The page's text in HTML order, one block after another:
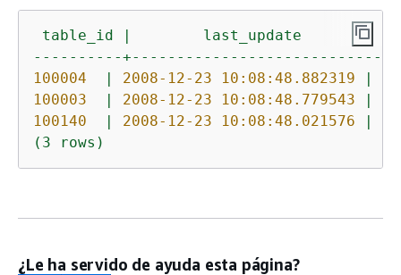
table_id | last_update
----------+----------------------------
100004
| 2008-12-23 10:08:48.882319
|
100003
| 2008-12-23 10:08:48.779543
|
100140
| 2008-12-23 10:08:48.021576
|
(3
rows)
¿Le ha servido de ayuda esta página?